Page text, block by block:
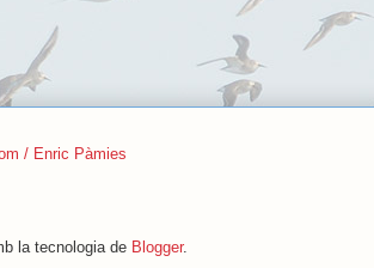
/ Enric Pàmies
la tecnologia de Blogger.